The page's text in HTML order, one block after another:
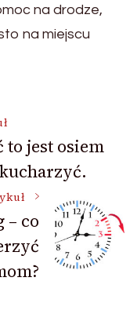
na drodze,
na miejscu
to jest osiem
– co